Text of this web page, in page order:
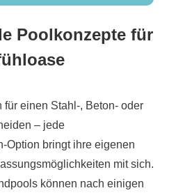
Poolkonzepte für
für einen Stahl-, Beton- oder
– jede
Option bringt ihre eigenen
mit sich.
können nach einigen